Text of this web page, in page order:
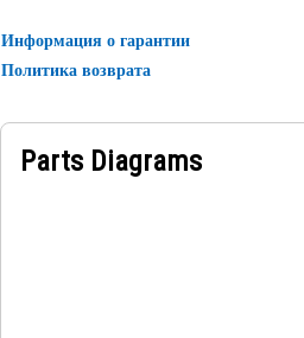
Информация о гарантии
Политика возврата
Parts Diagrams